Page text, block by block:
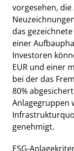
vorgesehen,
das
einer
Investoren
EUR und einer
bei der das
80%
Anlagegruppen
genehmigt.
ESG-